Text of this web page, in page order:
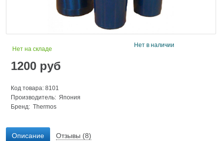
Нет на складе
1200 руб
Код товара: 8101
Производитель: Япония
Бренд: Thermos
Нет в наличии
Описание Отзывы (8)